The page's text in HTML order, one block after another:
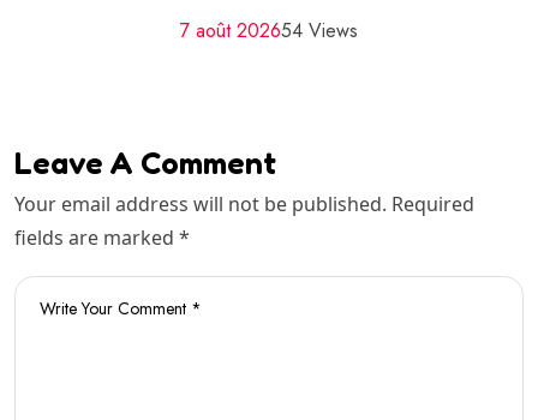
7 août 202654 Views
Leave A Comment
Your email address will not be published. Required
fields are marked *